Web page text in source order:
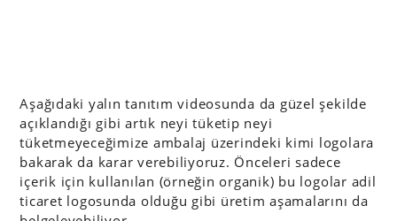
Aşağıdaki yalın tanıtım videosunda da güzel şekilde
açıklandığı gibi artık neyi tüketip neyi
tüketmeyeceğimize ambalaj üzerindeki kimi logolara
bakarak da karar verebiliyoruz. Önceleri sadece
içerik için kullanılan (örneğin organik) bu logolar adil
ticaret logosunda olduğu gibi üretim aşamalarını da